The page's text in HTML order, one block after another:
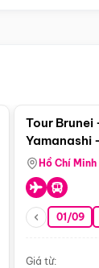
Tour Brunei
Yamanashi
- Freeday
Hồ Chí Minh
01/09
Giá từ: